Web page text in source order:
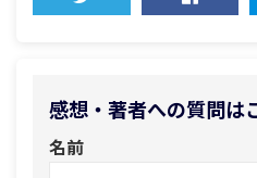
感想・著者への質問は
名前